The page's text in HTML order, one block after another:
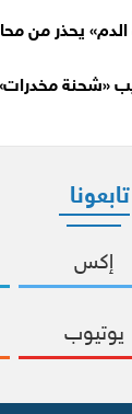
يحذر من
«شحنة
تابعونا
إكس
يوتيوب